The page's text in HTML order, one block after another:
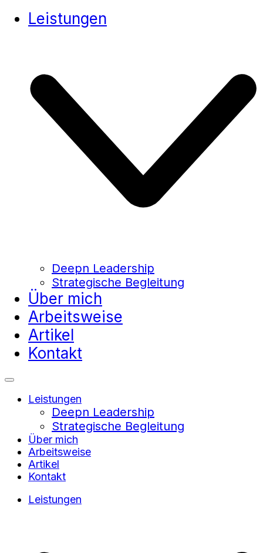
Leistungen
Deepn Leadership
Strategische Begleitung
Über mich
Arbeitsweise
Artikel
Kontakt
Leistungen
Deepn Leadership
Strategische Begleitung
Über mich
Arbeitsweise
Artikel
Kontakt
Leistungen